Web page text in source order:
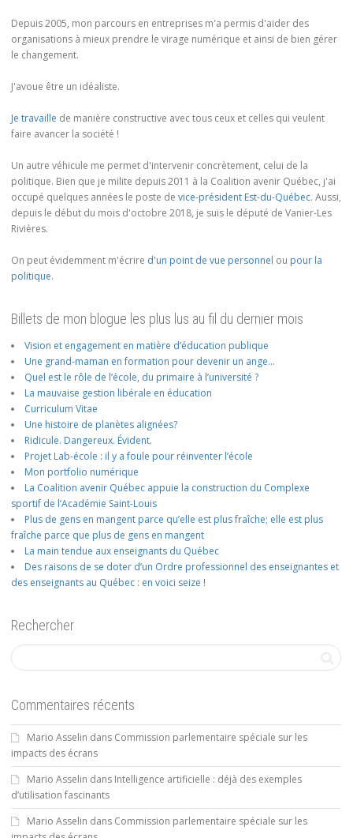
Depuis 2005, mon parcours en entreprises m'a permis d'aider des
organisations à mieux prendre le virage numérique et ainsi de bien gérer
le changement.
J'avoue être un idéaliste.
Je travaille de manière constructive avec tous ceux et celles qui veulent
faire avancer la société !
Un autre véhicule me permet d'intervenir concrètement, celui de la
politique. Bien que je milite depuis 2011 à la Coalition avenir Québec, j'ai
occupé quelques années le poste de vice-président Est-du-Québec. Aussi,
depuis le début du mois d'octobre 2018, je suis le député de Vanier-Les
Rivières.
On peut évidemment m'écrire d'un point de vue personnel ou pour la
politique.
Billets de mon blogue les plus lus au fil du dernier mois
Vision et engagement en matière d’éducation publique
Une grand-maman en formation pour devenir un ange…
Quel est le rôle de l’école, du primaire à l’université ?
La mauvaise gestion libérale en éducation
Curriculum Vitae
Une histoire de planètes alignées?
Ridicule. Dangereux. Évident.
Projet Lab-école : il y a foule pour réinventer l’école
Mon portfolio numérique
La Coalition avenir Québec appuie la construction du Complexe
sportif de l’Académie Saint-Louis
Plus de gens en mangent parce qu’elle est plus fraîche; elle est plus
fraîche parce que plus de gens en mangent
La main tendue aux enseignants du Québec
Des raisons de se doter d’un Ordre professionnel des enseignantes et
des enseignants au Québec : en voici seize !
Rechercher
Commentaires récents
Mario Asselin dans Commission parlementaire spéciale sur les
impacts des écrans
Mario Asselin dans Intelligence artificielle : déjà des exemples
d’utilisation fascinants
Mario Asselin dans Commission parlementaire spéciale sur les